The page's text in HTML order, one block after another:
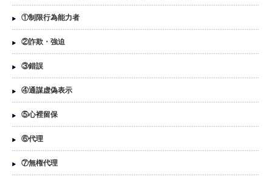
①制限行為能力者
②詐欺・強迫
③錯誤
④通謀虚偽表示
⑤心裡留保
⑥代理
⑦無権代理